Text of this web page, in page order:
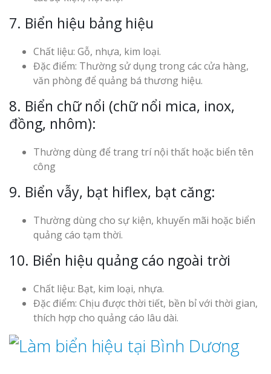
7. Biển hiệu bảng hiệu
Chất liệu: Gỗ, nhựa, kim loại.
Đặc điểm: Thường sử dụng trong các cửa hàng,
văn phòng để quảng bá thương hiệu.
8. Biển chữ nổi (chữ nổi mica, inox,
đồng, nhôm):
Thường dùng để trang trí nội thất hoặc biển tên
công
9. Biển vẫy, bạt hiflex, bạt căng:
Thường dùng cho sự kiện, khuyến mãi hoặc biển
quảng cáo tạm thời.
10. Biển hiệu quảng cáo ngoài trời
Chất liệu: Bạt, kim loại, nhựa.
Đặc điểm: Chịu được thời tiết, bền bỉ với thời gian,
thích hợp cho quảng cáo lâu dài.